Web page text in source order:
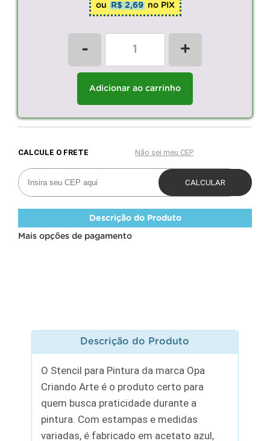
ou R$ 2,69 no PIX
- +
Adicionar ao carrinho
Descrição do Produto
Mais opções de pagamento
Descrição do Produto
O Stencil para Pintura da marca Opa
Criando Arte é o produto certo para
quem busca praticidade durante a
pintura. Com estampas e medidas
variadas, é fabricado em acetato azul,